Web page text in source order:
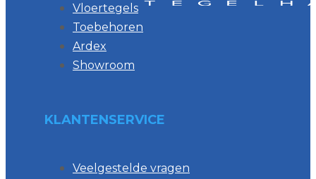
Vloertegels
Toebehoren
Ardex
Showroom
KLANTENSERVICE
Veelgestelde vragen